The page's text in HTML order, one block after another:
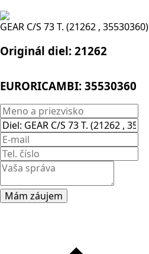
GEAR C/S 73 T. (21262 , 35530360)
Originál diel: 21262
EURORICAMBI: 35530360
Mám záujem